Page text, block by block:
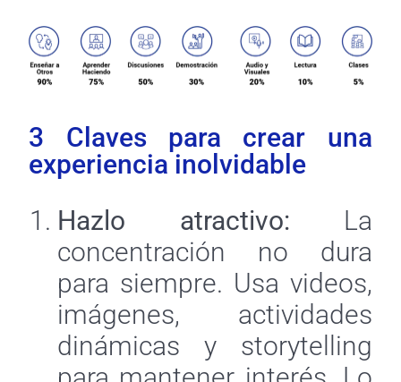
3 Claves para crear una
experiencia inolvidable
Hazlo atractivo: La
concentración no dura
para siempre. Usa videos,
imágenes, actividades
dinámicas y storytelling